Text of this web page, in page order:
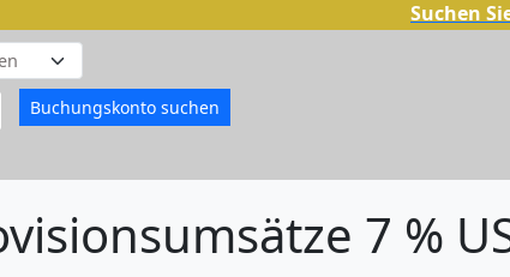
Suchen
7 %